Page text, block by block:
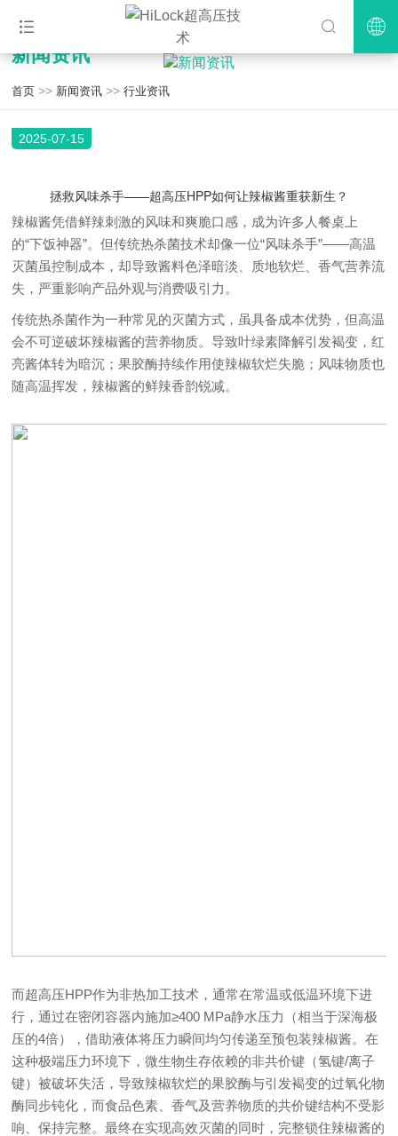
新闻资讯
首页 >> 新闻资讯 >>行业资讯
2025-07-15
拯救风味杀手——超高压HPP如何让辣椒酱重获新生？
辣椒酱凭借鲜辣刺激的风味和爽脆口感，成为许多人餐桌上
的“下饭神器”。但传统热杀菌技术却像一位“风味杀手”——高温
灭菌虽控制成本，却导致酱料色泽暗淡、质地软烂、香气营养流
失，严重影响产品外观与消费吸引力。
传统热杀菌作为一种常见的灭菌方式，虽具备成本优势，但高温
会不可逆破坏辣椒酱的营养物质。导致叶绿素降解引发褐变，红
亮酱体转为暗沉；果胶酶持续作用使辣椒软烂失脆；风味物质也
随高温挥发，辣椒酱的鲜辣香韵锐减。
而超高压HPP作为非热加工技术，通常在常温或低温环境下进
行，通过在密闭容器内施加≥400 MPa静水压力（相当于深海极
压的4倍），借助液体将压力瞬间均匀传递至预包装辣椒酱。在
这种极端压力环境下，微生物生存依赖的非共价键（氢键/离子
键）被破坏失活，导致辣椒软烂的果胶酶与引发褐变的过氧化物
酶同步钝化，而食品色素、香气及营养物质的共价键结构不受影
响、保持完整。最终在实现高效灭菌的同时，完整锁住辣椒酱的